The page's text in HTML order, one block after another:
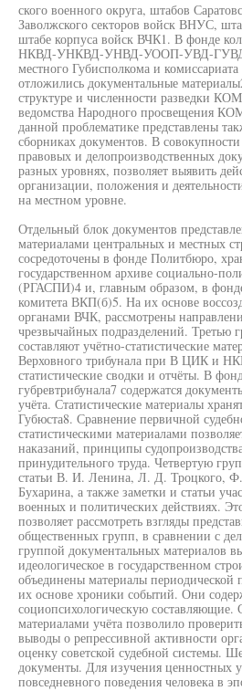
ского военного округа, штабов
Заволжского секторов войск ВНУС,
штабе корпуса войск ВЧК1. В фонде
НКВД-УНКВД-УНВД-УООП-УВД-ГУВД
местного Губисполкома и
отложились документальные
структуре и численности разведки
ведомства Народного просвещения
данной проблематике представлены
сборниках документов. В
правовых и делопроизводственных
разных уровнях, позволяет выявить
организации, положения и
на местном уровне.
Отдельный блок документов
материалами центральных и местных
сосредоточены в фонде Политбюро,
государственном архиве социально-
(РГАСПИ)4 и, главным образом, в
комитета ВКП(б)5. На их основе
органами ВЧК, рассмотрены
чрезвычайных подразделений. Третью
составляют учётно-статистические
Верховного трибунала при В ЦИК и
статистические сводки и отчёты. В
губревтрибунала7 содержатся
учёта. Статистические материалы
Губюста8. Сравнение первичной
статистическими материалами
наказаний, принципы
принудительного труда. Четвертую
статьи В. И. Ленина, Л. Д. Троцкого,
Бухарина, а также заметки и статьи
военных и политических действиях.
позволяет рассмотреть взгляды
общественных групп, в сравнении с
группой документальных материалов
идеологическое в государственном
объединены материалы периодической
их основе хроники событий. Они
социопсихологическую составляющие.
материалами учёта позволило
выводы о репрессивной активности
оценку советской судебной системы.
документы. Для изучения ценностных
повседневного поведения человека в